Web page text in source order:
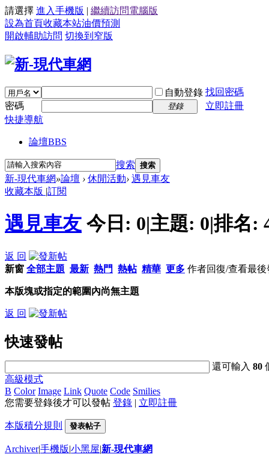
請選擇 進入手機版 | 繼續訪問電腦版
設為首頁收藏本站油價預測
開啟輔助訪問 切換到窄版
自動登錄 找回密碼
密碼
登錄
立即註冊
快捷導航
論壇BBS
搜索 搜索
新-現代車網»論壇 › 休閒活動› 遇見車友
收藏本版 |訂閱
遇見車友 今日: 0|主題: 0|排名:
返 回
新窗 全部主題 最新 熱門 熱帖 精華 更多 作者回復/查看最後
本版塊或指定的範圍內尚無主題
返 回
快速發帖
還可輸入80
高級模式
B Color Image Link Quote Code Smilies
您需要登錄後才可以發帖 登錄 | 立即註冊
本版積分規則 發表帖子
Archiver|手機版|小黑屋|新-現代車網